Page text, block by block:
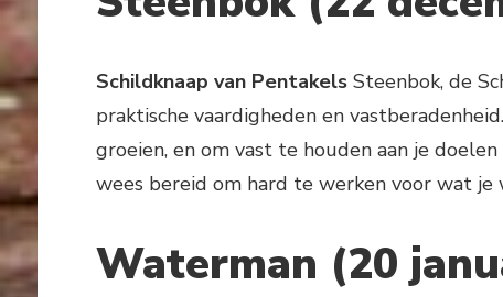
Schildknaap van PentakelsSteenbok, de
praktische vaardigheden en
groeien, en om vast te houden aan je
wees bereid om hard te werken voor wat je
Waterman (20